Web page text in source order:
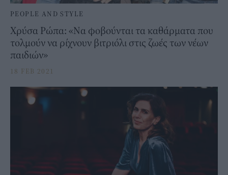
PEOPLE AND STYLE
Χρύσα Ρώπα: «Να φοβούνται τα καθάρματα που
τολμούν να ρίχνουν βιτριόλι στις ζωές των νέων
παιδιών»
18 FEB 2021